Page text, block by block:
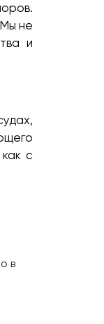
не
и
с
в